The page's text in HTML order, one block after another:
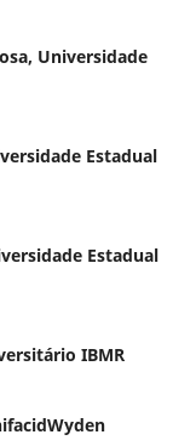
Universidade
Estadual
Estadual
IBMR